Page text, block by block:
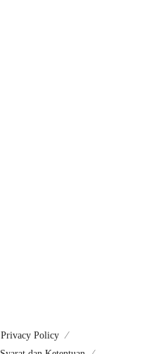
Privacy Policy